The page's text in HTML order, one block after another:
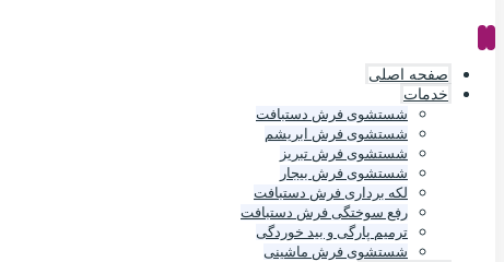
صفحه اصلی
خدمات
شستشوی فرش دستبافت
شستشوی فرش ابریشم
شستشوی فرش تبریز
شستشوی فرش بیجار
لکه برداری فرش دستبافت
رفع سوختگی فرش دستبافت
ترمیم پارگی و بید خوردگی
شستشوی فرش ماشینی